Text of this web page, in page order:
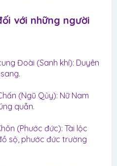
với những người
Đoài (Sanh khí): Duyên
(Ngũ Qủy): Nữ Nam
quẫn.
(Phước đức): Tài lộc
sộ, phước đức trường